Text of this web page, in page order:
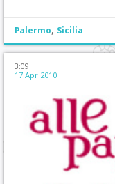
Palermo, Sicilia
3:09
17 Apr 2010